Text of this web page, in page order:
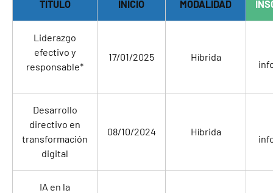
TÍTULO INICIO MODALIDAD
Liderazgo
efectivo y
responsable*
17/01/2025 Híbrida
Desarrollo
directivo en
transformación
digital
08/10/2024 Híbrida
IA en la